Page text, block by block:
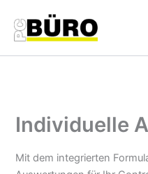
Inhalt
springen
Individuelle
Mit dem integrierten